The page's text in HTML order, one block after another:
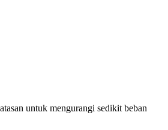
untuk mengurangi sedikit beban